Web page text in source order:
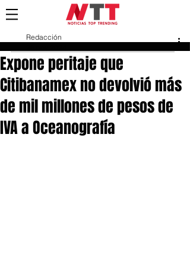
Expone peritaje que
Citibanamex no devolvió más
de mil millones de pesos de
IVA a Oceanografía
Redacción